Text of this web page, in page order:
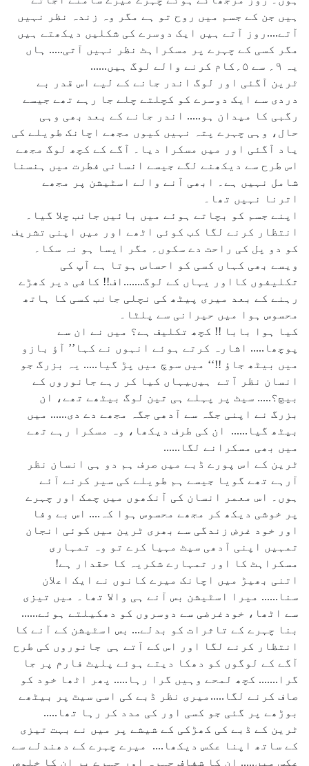
ہیں جن کے جسم میں روح تو ہے مگر وہ زندہ نظر نہیں
آتے....روز آتے ہیں ایک دوسرے کی شکلیں دیکھتے ہیں
مگر کسی کے چہرے پر مسکراہٹ نظر نہیں آتی..... ہاں
یہ ۹؍ سے ۵؍کام کرنے والے لوگ ہیں......
ٹرین آگئی اور لوگ اندر جانے کے لیے اس قدر بے
دردی سے ایک دوسرے کو کچلتے چلے جا رہے تھے جیسے
رگبی کا میدان ہو..... اندر جانے کے بعد بھی وہی
حال، وہی چہرے پتہ نہیں کیوں مجھے اچانک طویلے کی
یاد آگئی اور میں مسکرا دیا۔ آگے کے کچھ لوگ مجھے
اس طرح سے دیکھنے لگے جیسے انسانی فطرت میں ہنسنا
شامل نہیں ہے۔ ابھی آنے والے اسٹیشن پر مجھے
اترنا نہیں تھا۔
اپنے جسم کو بچاتے ہوئے میں بائیں جانب چلا گیا۔
انتظار کرنے لگا کب کوئی اٹھے اور میں اپنی تشریف
کو دو پل کی راحت دے سکوں۔ مگر ایسا ہو نہ سکا۔
ویسے بھی کہاں کسی کو احساس ہوتا ہے آپ کی
تکلیفوں کااور یہاں کے لوگ.......اف!! کافی دیر کھڑے
رہنے کے بعد میری پیٹھ کی نچلی جانب کسی کا ہاتھ
محسوس ہوا میں حیرانی سے پلٹا۔
کیا ہوا بابا !! کچھ تکلیف ہے؟ میں نے ان سے
پوچھا..... اشارہ کرتے ہوئے انہوں نے کہا’’ آؤ بازو
میں بیٹھ جاؤ !!‘‘ میں سوچ میں پڑ گیا..... یہ بزرگ جو
انسان نظر آتے ہیںیہاں کیا کر رہے جانوروں کے
بیچ؟..... سیٹ پر پہلے ہی تین لوگ بیٹھے تھے، ان
بزرگ نے اپنی جگہ سے آدھی جگہ مجھے دے دی...... میں
بیٹھ گیا...... ان کی طرف دیکھا، وہ مسکرا رہے تھے
میں بھی مسکرانے لگا......
ٹرین کے اس پورے ڈبے میں صرف ہم دو ہی انسان نظر
آرہے تھے گویا جیسے ہم طویلے کی سیر کرنے آئے
ہوں۔ اس معمر انسان کی آنکھوں میں چمک اور چہرے
پر خوشی دیکھ کر مجھے محسوس ہوا کہ.... اس بے وفا
اور خود غرض زندگی سے بھری ٹرین میں کوئی انجان
تمہیں اپنی آدھی سیٹ مہیا کرے تو وہ تمہاری
مسکراہٹ کا اور تمہارے شکریہ کا حقدار ہے!
اتنی بھیڑ میں اچانک میرے کانوں نے ایک اعلان
سنا...... میرا اسٹیشن بس آنے ہی والا تھا۔ میں تیزی
سے اٹھا، خودغرضی سے دوسروں کو دھکیلتے ہوئے......
بنا چہرے کے تاثرات کو بدلے... بس اسٹیشن کے آنے کا
انتظار کرنے لگا اور اس کے آتے ہی جانوروں کی طرح
آگے کے لوگوں کو دھکا دیتے ہوئے پلیٹ فارم پر جا
گرا....... کچھ لمحے وہیں گرا رہا..... پھر اٹھا خود کو
صاف کرنے لگا.....میری نظر ڈبے کی اسی سیٹ پر بیٹھے
بوڑھے پر گئی جو کسی اور کی مدد کر رہا تھا.....
ٹرین کے ڈبے کی کھڑکی کے شیشے پر میں نے بہت تیزی
کے ساتھ اپنا عکس دیکھا.... میرے چہرے کے دھندلے سے
عکس میں..... ان کا شفاف چہرہ اور چہرے پر ان کا خلوص